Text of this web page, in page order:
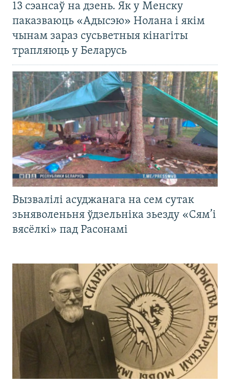
13 сэансаў на дзень. Як у Менску
паказваюць «Адысэю» Нолана і якім
чынам зараз сусьветныя кінагіты
трапляюць у Беларусь
Вызвалілі асуджанага на сем сутак
зьняволеньня ўдзельніка зьезду «Сям’і
вясёлкі» пад Расонамі